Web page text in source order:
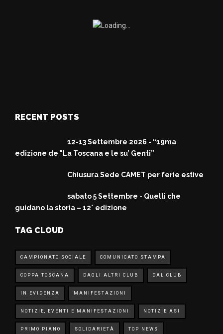
RECENT POSTS
12-13 Settembre 2026 - “19ma
edizione de "La Toscana e le su’ Genti”
Chiusura Sede CAMET per ferie estive
sabato 5 Settembre - Quelli che
guidano la storia – 12° edizione
TAG CLOUD
CAMPIONATO SOCIALE COMUNICATO STAMPA
COPPA TOSCANA DAGLI ALTRI CLUB DAL CLUB
IN EVIDENZA MANIFESTAZIONI
NOTIZIE, EVENTI E MANIFESTAZIONI NOTIZIE ASI
PRIMO PIANO SOLIDARIETÀ TOP NEWS